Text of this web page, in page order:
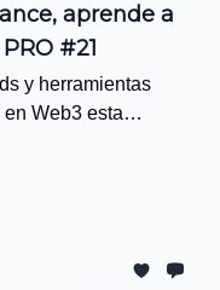
aprende a
#21
y herramientas
Web3 esta